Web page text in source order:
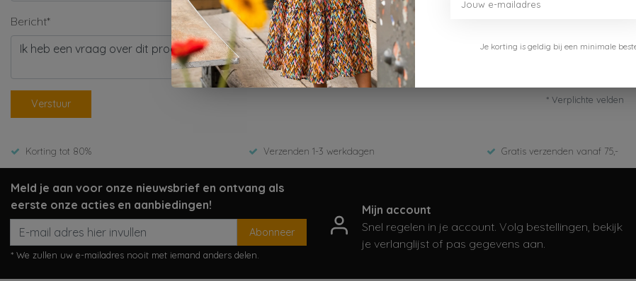
Bericht*
Verstuur * Verplichte velden
Korting tot 80% Verzenden 1-3 werkdagen Gratis verzenden vanaf 75,-
Meld je aan voor onze nieuwsbrief en ontvang als
eerste onze acties en aanbiedingen!
Abonneer
* We zullen uw e-mailadres nooit met iemand anders delen.
Mijn account
Snel regelen in je account. Volg bestellingen, bekijk
je verlanglijst of pas gegevens aan.
Je korting is geldig bij een minimale